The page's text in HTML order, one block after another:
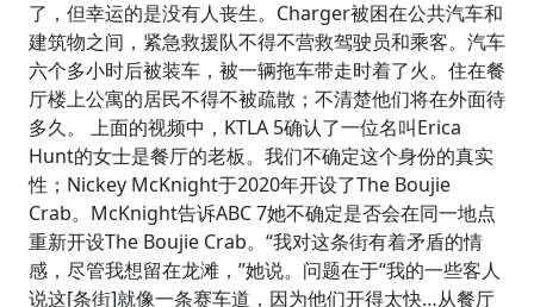
了，但幸运的是没有人丧生。Charger被困在公共汽车和
建筑物之间，紧急救援队不得不营救驾驶员和乘客。汽车
六个多小时后被装车，被一辆拖车带走时着了火。住在餐
厅楼上公寓的居民不得不被疏散；不清楚他们将在外面待
多久。 上面的视频中，KTLA 5确认了一位名叫Erica
Hunt的女士是餐厅的老板。我们不确定这个身份的真实
性；Nickey McKnight于2020年开设了The Boujie
Crab。McKnight告诉ABC 7她不确定是否会在同一地点
重新开设The Boujie Crab。“我对这条街有着矛盾的情
感，尽管我想留在龙滩，”她说。问题在于“我的一些客人
说这[条街]就像一条赛车道，因为他们开得太快…从餐厅